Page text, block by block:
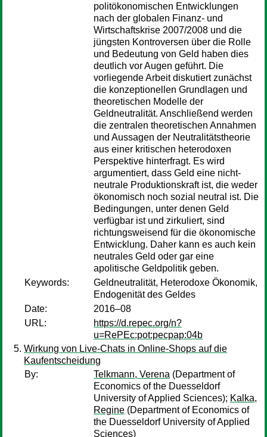
politökonomischen Entwicklungen
nach der globalen Finanz- und
Wirtschaftskrise 2007/2008 und die
jüngsten Kontroversen über die Rolle
und Bedeutung von Geld haben dies
deutlich vor Augen geführt. Die
vorliegende Arbeit diskutiert zunächst
die konzeptionellen Grundlagen und
theoretischen Modelle der
Geldneutralität. Anschließend werden
die zentralen theoretischen Annahmen
und Aussagen der Neutralitätstheorie
aus einer kritischen heterodoxen
Perspektive hinterfragt. Es wird
argumentiert, dass Geld eine nicht-
neutrale Produktionskraft ist, die weder
ökonomisch noch sozial neutral ist. Die
Bedingungen, unter denen Geld
verfügbar ist und zirkuliert, sind
richtungsweisend für die ökonomische
Entwicklung. Daher kann es auch kein
neutrales Geld oder gar eine
apolitische Geldpolitik geben.
Keywords:
Geldneutralität, Heterodoxe Ökonomik,
Endogenität des Geldes
Date:
2016–08
URL:
https://d.repec.org/n?
u=RePEc:pot:pecpap:04b
Wirkung von Live-Chats in Online-Shops auf die
Kaufentscheidung
By:
Telkmann, Verena (Department of
Economics of the Duesseldorf
University of Applied Sciences); Kalka,
Regine (Department of Economics of
the Duesseldorf University of Applied
Sciences)